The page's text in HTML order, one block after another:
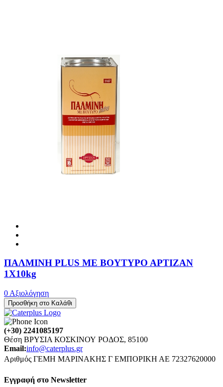
ΠΑΛΜΙΝΗ PLUS ΜΕ ΒΟΥΤΥΡΟ ΑΡΤΙΖΑΝ
1X10kg
0 Αξιολόγηση
Προσθήκη στο Καλάθι
(+30) 2241085197
Θέση ΒΡΥΣΙΑ ΚΟΣΚΙΝΟΥ ΡΟΔΟΣ, 85100
Email:info@caterplus.gr
Αριθμός ΓΕΜΗ ΜΑΡΙΝΑΚΗΣ Γ ΕΜΠΟΡΙΚΗ ΑΕ 72327620000
Eγγραφή στο Newsletter